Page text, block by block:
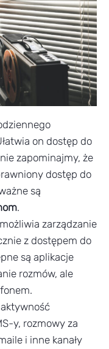
on dostęp do
zapominajmy, że
dostęp do
są
.
zarządzanie
z dostępem do
są aplikacje
rozmów, ale
y, rozmowy za
i inne kanały